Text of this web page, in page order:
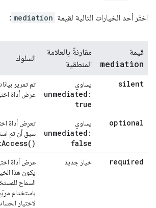
اختَر أحد الخيارات التالية لقيمة mediation
:
قيمة
mediation
مقارنةً بالعلامة
المنطقية
السلوك
silent يساوي
unmediated:
true
تم تمرير
عرض أداة
optional يساوي
unmediated:
false
تعرِض أداة
سبق أن تم
Access( )
required خيار جديد
عرض أداة
يكون هذا
السماح
باستخدام
لاختيار